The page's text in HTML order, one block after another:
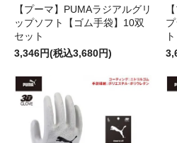
【プーマ】PUMAラジアルグリ
ップソフト【ゴム手袋】10双
セット
3,346円(税込3,680円)
ト